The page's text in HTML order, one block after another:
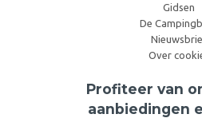
Gidsen
De
Over
Profiteer van
aanbiedingen